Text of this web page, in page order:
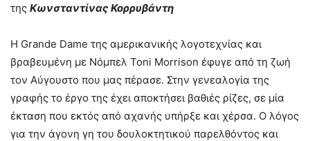
της Κωνσταντίνας Κορρυβάντη
Η Grande Dame της αμερικανικής λογοτεχνίας και
βραβευμένη με Νόμπελ Toni Morrison έφυγε από τη ζωή
τον Αύγουστο που μας πέρασε. Στην γενεαλογία της
γραφής το έργο της έχει αποκτήσει βαθιές ρίζες, σε μία
έκταση που εκτός από αχανής υπήρξε και χέρσα. Ο λόγος
για την άγονη γη του δουλοκτητικού παρελθόντος και